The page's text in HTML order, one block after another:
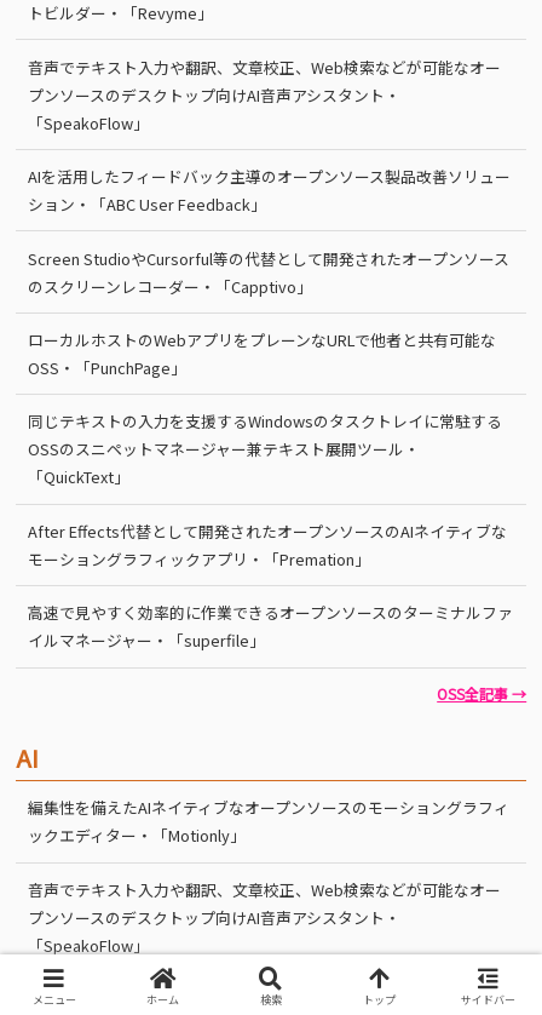
トビルダー・「Revyme」
音声でテキスト入力や翻訳、文章校正、Web検索などが可能なオー
プンソースのデスクトップ向けAI音声アシスタント・
「SpeakoFlow」
AIを活用したフィードバック主導のオープンソース製品改善ソリュー
ション・「ABC User Feedback」
Screen StudioやCursorful等の代替として開発されたオープンソース
のスクリーンレコーダー・「Capptivo」
ローカルホストのWebアプリをプレーンなURLで他者と共有可能な
OSS・「PunchPage」
同じテキストの入力を支援するWindowsのタスクトレイに常駐する
OSSのスニペットマネージャー兼テキスト展開ツール・
「QuickText」
After Effects代替として開発されたオープンソースのAIネイティブな
モーショングラフィックアプリ・「Premation」
高速で見やすく効率的に作業できるオープンソースのターミナルファ
イルマネージャー・「superfile」
OSS全記事 →
AI
編集性を備えたAIネイティブなオープンソースのモーショングラフィ
ックエディター・「Motionly」
音声でテキスト入力や翻訳、文章校正、Web検索などが可能なオー
プンソースのデスクトップ向けAI音声アシスタント・
「SpeakoFlow」
AIを活用したフィードバック主導のオープンソース製品改善ソリュー
メニュー ホーム 検索 トップ サイドバー